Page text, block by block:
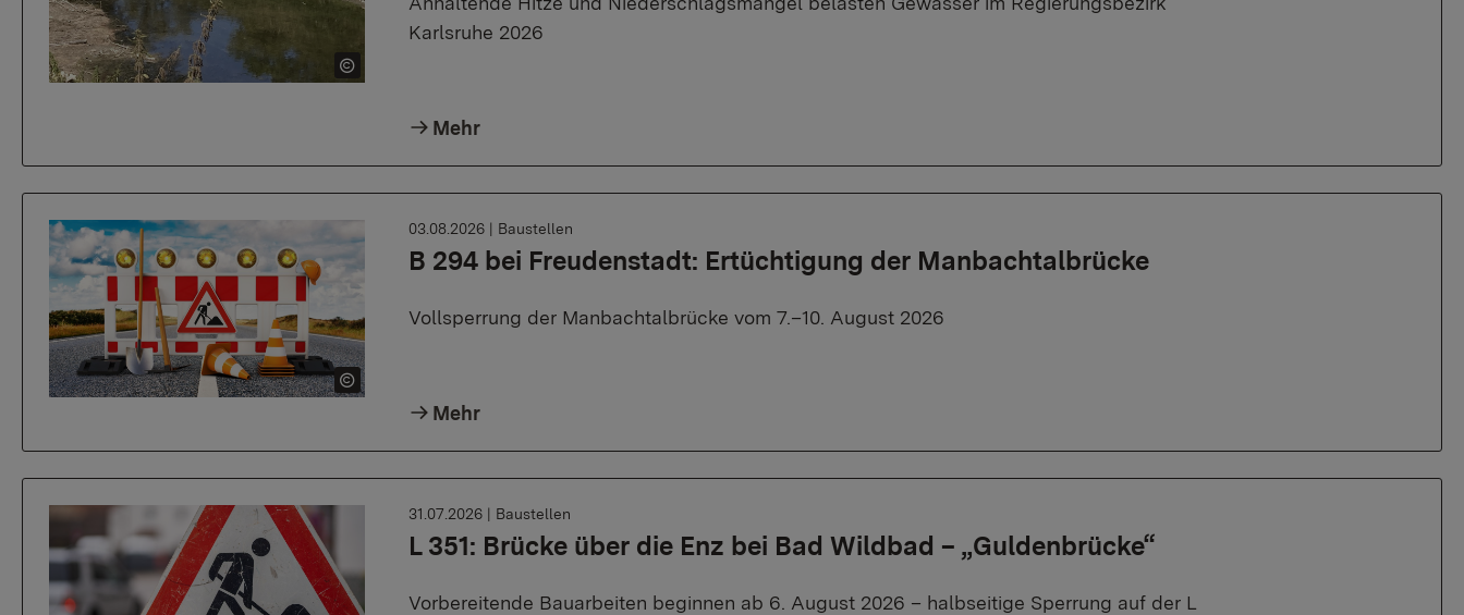
Karlsruhe 2026
Mehr
B 294 bei Freudenstadt: Ertüchtigung der Manbachtalbrücke
03.08.2026 | Baustellen
Vollsperrung der Manbachtalbrücke vom 7.–10. August 2026
Mehr
L 351: Brücke über die Enz bei Bad Wildbad – „Guldenbrücke“
31.07.2026 | Baustellen
Vorbereitende Bauarbeiten beginnen ab 6. August 2026 – halbseitige Sperrung auf der L